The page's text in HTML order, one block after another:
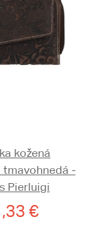
kožená
tmavohnedá -
Pierluigi
€